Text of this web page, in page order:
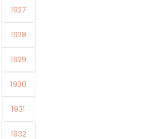
1927
1928
1929
1930
1931
1932